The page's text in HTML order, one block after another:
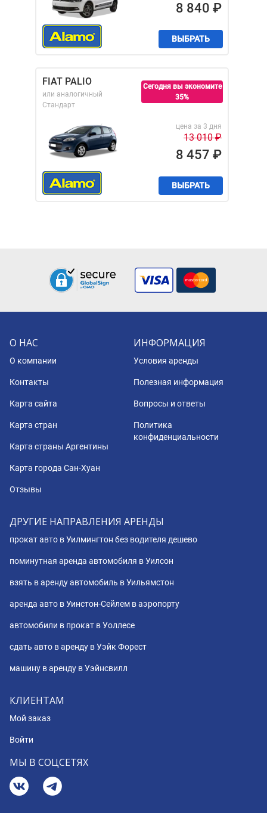
8 840 ₽
ВЫБРАТЬ
FIAT PALIO
или аналогичный
Стандарт
Сегодня вы экономите
35%
цена за 3 дня
13 010₽
8 457 ₽
ВЫБРАТЬ
О НАС
О компании
Контакты
Карта сайта
Карта стран
Карта страны Аргентины
Карта города Сан-Хуан
Отзывы
ИНФОРМАЦИЯ
Условия аренды
Полезная информация
Вопросы и ответы
Политика
конфиденциальности
ДРУГИЕ НАПРАВЛЕНИЯ АРЕНДЫ
прокат авто в Уилмингтон без водителя дешево
поминутная аренда автомобиля в Уилсон
взять в аренду автомобиль в Уильямстон
аренда авто в Уинстон-Сейлем в аэропорту
автомобили в прокат в Уоллесе
сдать авто в аренду в Уэйк Форест
машину в аренду в Уэйнсвилл
КЛИЕНТАМ
Мой заказ
Войти
МЫ В СОЦСЕТЯХ